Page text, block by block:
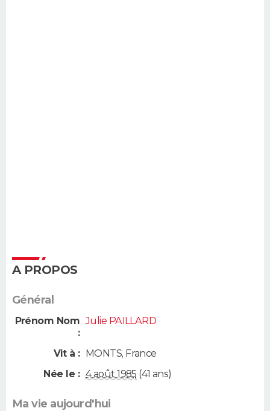
A PROPOS
Général
Prénom Nom
:
Julie PAILLARD
Vit à : MONTS, France
Née le : 4 août 1985 (41 ans)
Ma vie aujourd'hui